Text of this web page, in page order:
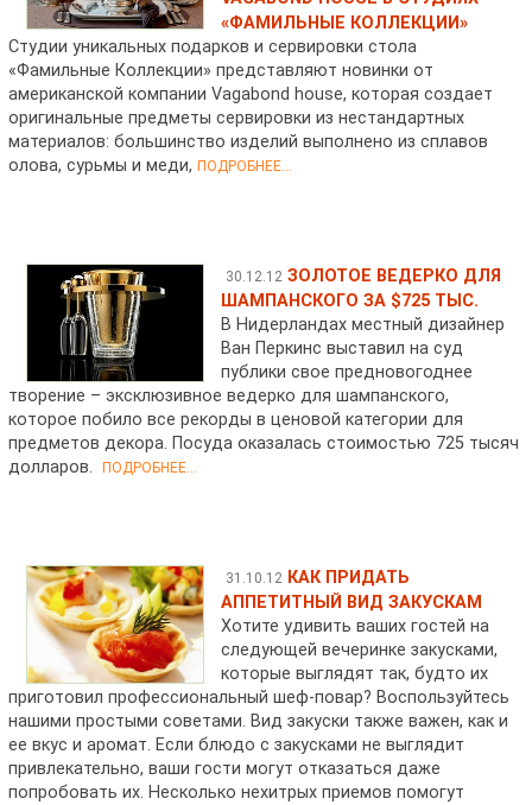
«ФАМИЛЬНЫЕ КОЛЛЕКЦИИ»
Студии уникальных подарков и сервировки стола
«Фамильные Коллекции» представляют новинки от
американской компании Vagabond house, которая создает
оригинальные предметы сервировки из нестандартных
материалов: большинство изделий выполнено из сплавов
олова, сурьмы и меди,ПОДРОБНЕЕ...
30.12.12 ЗОЛОТОЕ ВЕДЕРКО ДЛЯ
ШАМПАНСКОГО ЗА $725 ТЫС.
В Нидерландах местный дизайнер
Ван Перкинс выставил на суд
публики свое предновогоднее
творение – эксклюзивное ведерко для шампанского,
которое побило все рекорды в ценовой категории для
предметов декора. Посуда оказалась стоимостью 725 тысяч
долларов.ПОДРОБНЕЕ...
31.10.12 КАК ПРИДАТЬ
АППЕТИТНЫЙ ВИД ЗАКУСКАМ
Хотите удивить ваших гостей на
следующей вечеринке закусками,
которые выглядят так, будто их
приготовил профессиональный шеф-повар? Воспользуйтесь
нашими простыми советами. Вид закуски также важен, как и
ее вкус и аромат. Если блюдо с закусками не выглядит
привлекательно, ваши гости могут отказаться даже
попробовать их. Несколько нехитрых приемов помогут